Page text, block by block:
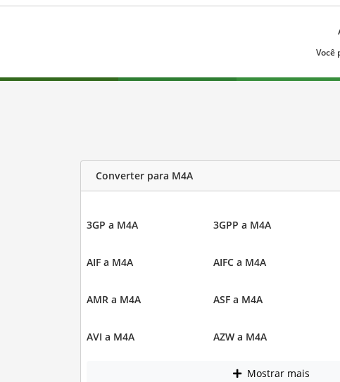
Você
Converter para M4A
3GP a M4A 3GPP a M4A
AIF a M4A AIFC a M4A
AMR a M4A ASF a M4A
AVI a M4A AZW a M4A
Mostrar mais